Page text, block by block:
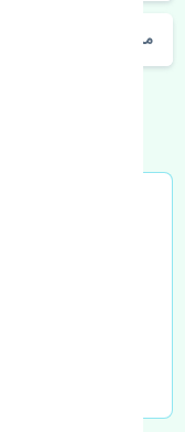
مشخصات فنی اتومبیل